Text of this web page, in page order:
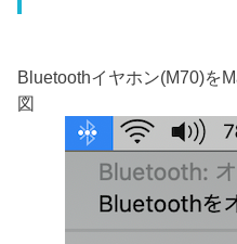
Bluetoothイヤホン(M70)を
図